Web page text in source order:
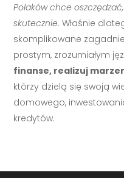
Polaków chce
skutecznie. Właśnie
skomplikowane
prostym, zrozumiałym
finanse, realizuj
którzy dzielą się swoją
domowego,
kredytów.